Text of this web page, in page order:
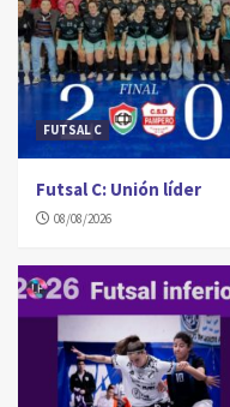
FUTSAL C
Futsal C: Unión líder
08/08/2026